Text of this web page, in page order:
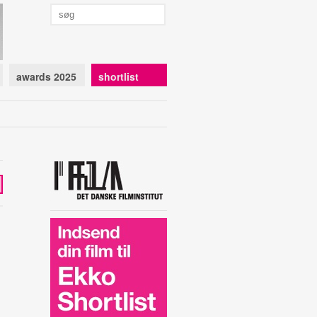
awards 2025 shortlist